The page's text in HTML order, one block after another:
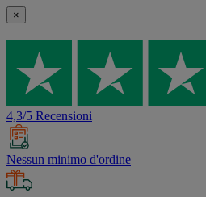
×
4,3/5 Recensioni
Nessun minimo d'ordine